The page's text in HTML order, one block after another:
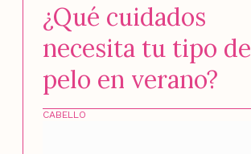
CABELLO
¿Qué cuidados
necesita tu tipo de
pelo en verano?